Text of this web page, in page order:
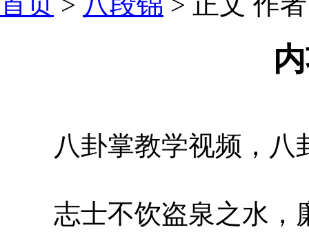
八卦掌教学视频，八
志士不饮盗泉之水，